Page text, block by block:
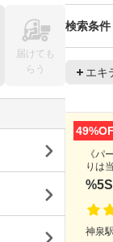
検索条件
エキ
《パ
りは
神泉
届けても
らう